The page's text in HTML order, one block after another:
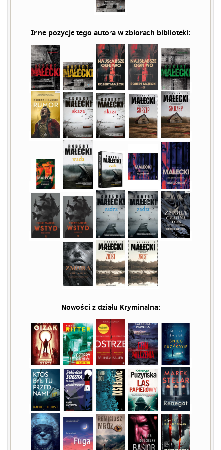
Inne pozycje tego autora w zbiorach biblioteki:
Nowości z działu Kryminalna: